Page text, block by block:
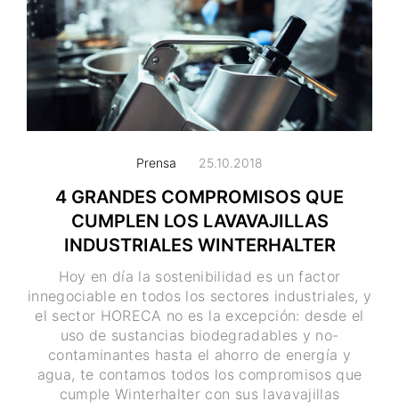
Prensa 25.10.2018
4 GRANDES COMPROMISOS QUE
CUMPLEN LOS LAVAVAJILLAS
INDUSTRIALES WINTERHALTER
Hoy en día la sostenibilidad es un factor
innegociable en todos los sectores industriales, y
el sector HORECA no es la excepción: desde el
uso de sustancias biodegradables y no-
contaminantes hasta el ahorro de energía y
agua, te contamos todos los compromisos que
cumple Winterhalter con sus lavavajillas